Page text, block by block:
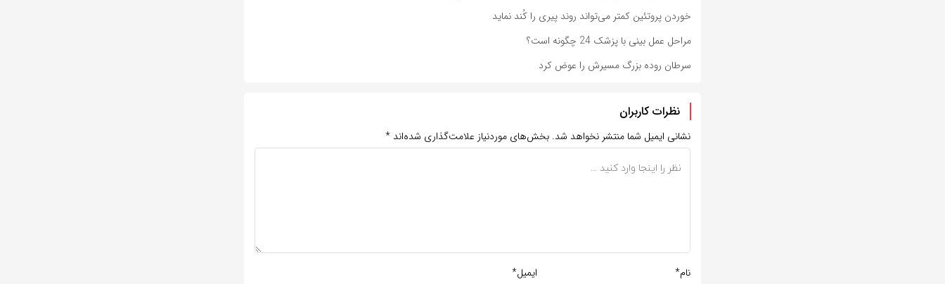
خوردن پروتئین کمتر می‌تواند روند پیری را کُند نماید
مراحل عمل بینی با پزشک 24 چگونه است؟
سرطان روده بزرگ مسیرش را عوض کرد
نظرات کاربران
نشانی ایمیل شما منتشر نخواهد شد. بخش‌های موردنیاز علامت‌گذاری شده‌اند *
نام* ایمیل*